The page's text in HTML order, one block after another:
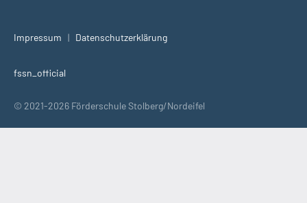
Impressum | Datenschutzerklärung
fssn_official
© 2021-2026 Förderschule Stolberg/Nordeifel